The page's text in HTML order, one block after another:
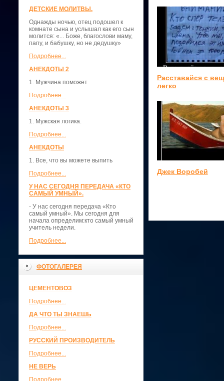
ДЕТСКИЕ МОЛИТВЫ.
Однажды ночью, отец подошел к
комнате сына и услышал как его сын
молится: «... Боже, благослови маму,
папу, и бабушку, но не дедушку»
Подробнее...
АНЕКДОТЫ 2
1. Мужчина поможет
Подробнее...
АНЕКДОТЫ 3
1. Мужская логика.
Подробнее...
АНЕКДОТЫ
1. Все, что вы можете выпить
Подробнее...
У НАС СЕГОДНЯ ПЕРЕДАЧА «КТО
САМЫЙ УМНЫЙ».
- У нас сегодня передача «Кто
самый умный». Мы сегодня для
начала определим:кто самый умный
учитель недели.
Подробнее...
ФОТОГАЛЕРЕЯ
ЦЕМЕНТОВОЗ
Подробнее...
ДА ЧТО ТЫ ЗНАЕШЬ
Подробнее...
РУССКИЙ ПРОИЗВОДИТЕЛЬ
Подробнее...
НЕ ВЕРЬ
Подробнее...
Расставайся с
легко
Джек Воробей